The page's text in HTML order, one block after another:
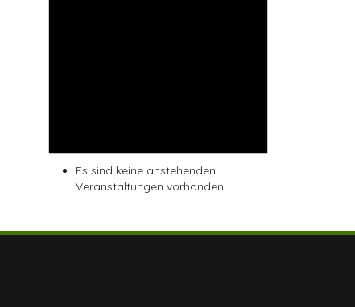
Es sind keine anstehenden
Veranstaltungen vorhanden.